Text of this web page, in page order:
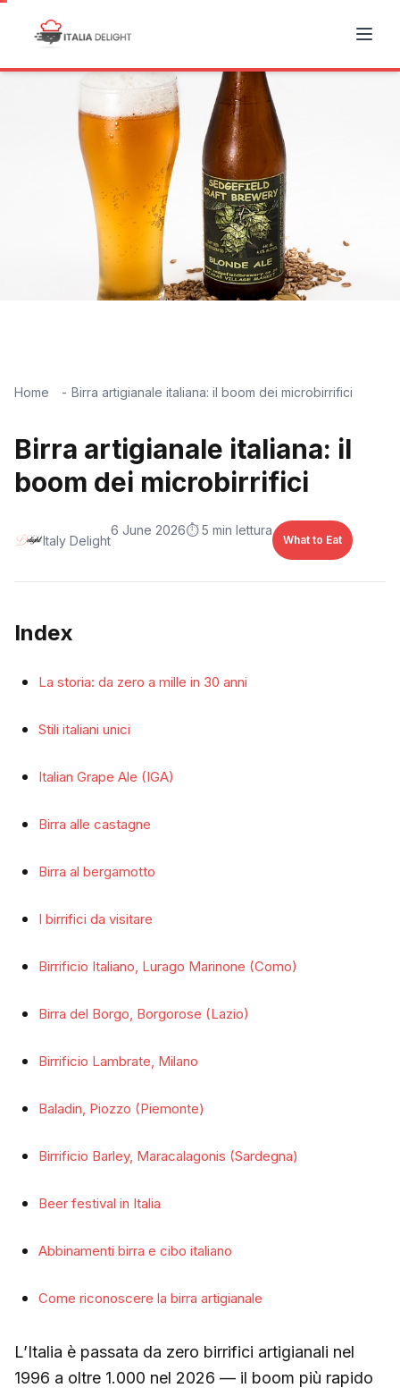
Home Birra artigianale italiana: il boom dei microbirrifici
Birra artigianale italiana: il
boom dei microbirrifici
Italy Delight
6 June 2026⏱️ 5 min lettura
What to Eat
Index
La storia: da zero a mille in 30 anni
Stili italiani unici
Italian Grape Ale (IGA)
Birra alle castagne
Birra al bergamotto
I birrifici da visitare
Birrificio Italiano, Lurago Marinone (Como)
Birra del Borgo, Borgorose (Lazio)
Birrificio Lambrate, Milano
Baladin, Piozzo (Piemonte)
Birrificio Barley, Maracalagonis (Sardegna)
Beer festival in Italia
Abbinamenti birra e cibo italiano
Come riconoscere la birra artigianale
L’Italia è passata da zero birrifici artigianali nel
1996 a oltre 1.000 nel 2026 — il boom più rapido